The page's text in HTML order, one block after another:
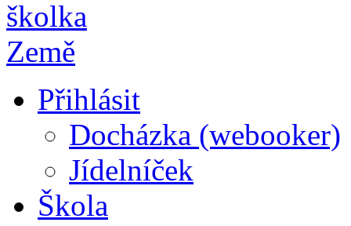
Přihlásit
Docházka (webooker)
Jídelníček
Škola